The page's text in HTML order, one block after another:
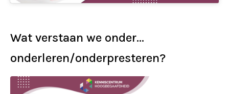
Wat verstaan we onder…
onderleren/onderpresteren?